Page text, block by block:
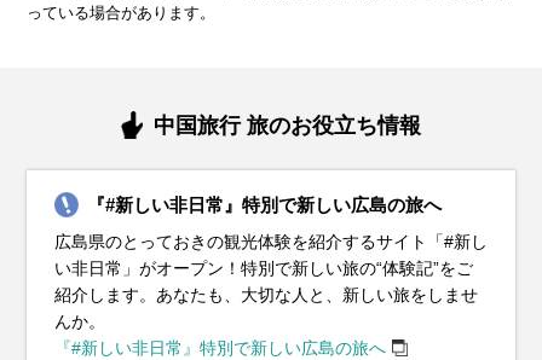
気候・服装
11月の広島地方は秋の終わりを感じる季節で、平均気温は
コートを選ぶと安心です。インナーにはセーターやタートル
ネックを合わせて、しっかり暖かさをキープしましょう。足
元には防寒性のあるスニーカーやブーツを履いて、観光中の
快適さを保ちます。中国地方では紅葉の見頃を迎える時期で
もあるので、秋の自然美を楽しむために、防寒対策と季節感
気候・服装
12月の広島地方は平均気温が8℃前後で、最低気温は5℃を下
フリース素材を取り入れて、暖かさをしっかり確保しましょ
う。さらに、手袋やマフラー、帽子などの防寒小物も忘れず
に用意して、寒さ対策を万全に。靴は滑りにくいブーツや防
寒性のあるスニーカーが最適です。中国地方の観光地では、
クリスマスイルミネーションや年末のイベントが盛りだくさ
気候・服装
1月の広島地方は冬本番。平均気温は約5℃と寒い日が続きま
さをキープできます。さらに、手袋やマフラー、帽子などの
防寒小物を活用して、寒さ対策をしっかりしましょう。靴は
防寒性が高く、滑りにくいソールのブーツやスニーカーがお
すすめです。1月の中国地方は晴れる日も多いので、風を通
しにくいアウターがあると快適に過ごせます。観光地では冷
気候・服装
2月の広島地方も1月に引き続き寒い日が多いですが、少しず
ーや中綿入りジャケットがおすすめ。インナーには保温性の
高いセーターや長袖シャツを着て、重ね着で体温調整を心が
けましょう。手袋やマフラーも欠かせません！冷えやすい首
元や手先をしっかり防寒してください。屋外観光では携帯用
カイロを持参すると、さらに快適に過ごせます。
気候・服装
3月の広島地方は春を感じられる季節です。平均気温は10℃
す。日中は暖かい日差しを感じることもあるので、長袖シャ
ツや薄手のセーターをベースにして、重ね着で調整できる服
装がおすすめです。また、春の風が冷たく感じることもある
ので、防風機能のあるアウターがあるとさらに快適に過ごせ
ます。
気候・服装
4月の広島地方は春本番！桜が満開になり、観光にぴったり
ンがおすすめ。インナーには長袖シャツやブラウスを合わせ
て、朝晩の涼しさには軽めのアウターを羽織ると安心です。
足元は歩きやすいスニーカーを選んで、観光を快適に楽しみ
ましょう。また、急な雨に備えて折りたたみ傘があるとさら
に安心です。
気候・服装
5月の広島地方は初夏の爽やかな気候が楽しめる季節です。
が便利。朝晩の涼しさに備えつつ、日中は半袖シャツや軽や
かなパンツ、スカートで快適に過ごせます。観光名所を巡る
なら、動きやすいスニーカーがおすすめです。また、日差し
が強い日もあるので、帽子や日焼け止めでしっかり紫外線対
策をしましょう。軽やかな服装で季節感を楽しみながら、広
気候・服装
6月の広島地方は梅雨入りの時期で、雨の日が多くなりま
のパンツを選ぶと快適です。また、防水性の高いジャケット
やレインコート、折りたたみ傘は必須アイテム。靴は防水加
工されたスニーカーやレインシューズで、雨の日でも移動が
楽になります。梅雨でも快適に観光を楽しめる服装を心がけ
て、中国地方の美しい景観を存分に堪能してください。
気候・服装
7月の広島地方は本格的な真夏の暑さがやってきます。平均
です。日中の強い日差しを避けるために、帽子やサングラス
を使ったり、日焼け止めで紫外線対策をしっかり行いましょ
う。観光地や公共交通機関では冷房が効いていることもある
ので、薄手のカーディガンやストールを持ち歩くと便利で
す。長時間歩くなら、通気性の良い軽量スニーカーで快適に
っている場合があります。
中国旅行 旅のお役立ち情報
『#新しい非日常』特別で新しい広島の旅へ
広島県のとっておきの観光体験を紹介するサイト「#新し
い非日常」がオープン！特別で新しい旅の“体験記”をご
紹介します。あなたも、大切な人と、新しい旅をしませ
んか。
『#新しい非日常』特別で新しい広島の旅へ